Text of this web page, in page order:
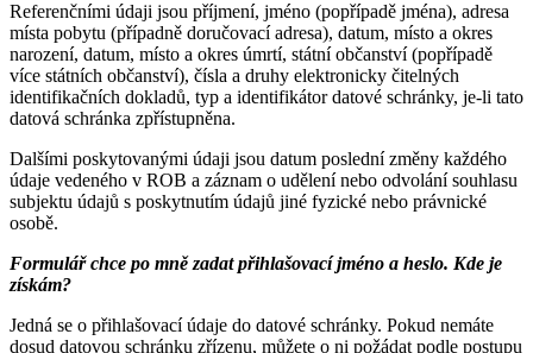
Referenčními údaji jsou příjmení, jméno (popřípadě jména), adresa
místa pobytu (případně doručovací adresa), datum, místo a okres
narození, datum, místo a okres úmrtí, státní občanství (popřípadě
více státních občanství), čísla a druhy elektronicky čitelných
identifikačních dokladů, typ a identifikátor datové schránky, je-li tato
datová schránka zpřístupněna.
Dalšími poskytovanými údaji jsou datum poslední změny každého
údaje vedeného v ROB a záznam o udělení nebo odvolání souhlasu
subjektu údajů s poskytnutím údajů jiné fyzické nebo právnické
osobě.
Formulář chce po mně zadat přihlašovací jméno a heslo. Kde je
získám?
Jedná se o přihlašovací údaje do datové schránky. Pokud nemáte
dosud datovou schránku zřízenu, můžete o ni požádat podle postupu